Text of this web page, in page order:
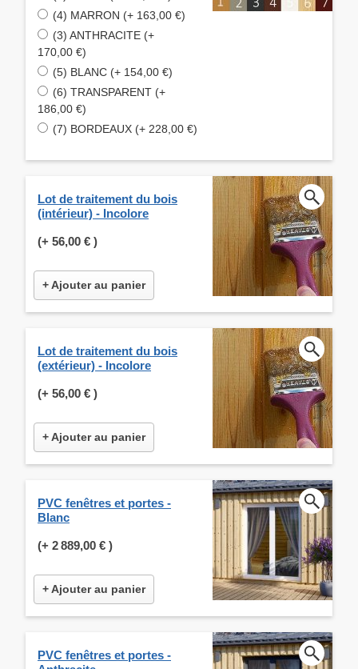
(4) MARRON (+ 163,00 €)
(3) ANTHRACITE (+
170,00 €)
(5) BLANC (+ 154,00 €)
(6) TRANSPARENT (+
186,00 €)
(7) BORDEAUX (+ 228,00 €)
Lot de traitement du bois
(intérieur) - Incolore
(+ 56,00 € )
+ Ajouter au panier
Lot de traitement du bois
(extérieur) - Incolore
(+ 56,00 € )
+ Ajouter au panier
PVC fenêtres et portes -
Blanc
(+ 2 889,00 € )
+ Ajouter au panier
PVC fenêtres et portes -